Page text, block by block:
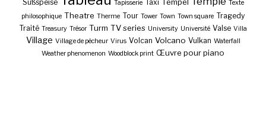
Süßspeise Tapisserie Taxi
Texte
philosophique Theatre Therme Tour Tower Town Town square Tragedy
Traité Treasury Trésor Turm TV series University Université Valse Villa
Village Village de pêcheur Virus Volcan Volcano Vulkan Waterfall
Weather phenomenon Woodblock print Œuvre pour piano